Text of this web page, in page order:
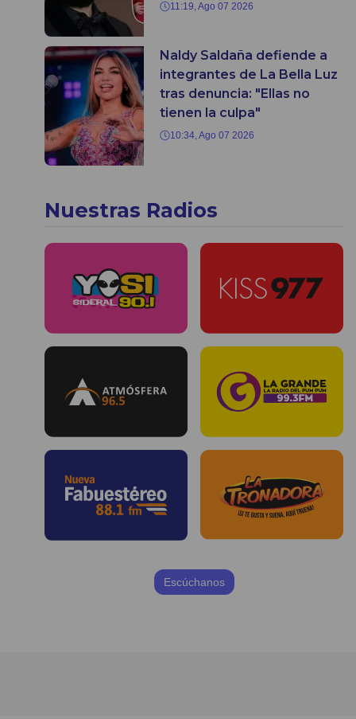
11:19, Ago 07 2026
Naldy Saldaña defiende a
integrantes de La Bella Luz
tras denuncia: "Ellas no
tienen la culpa"
10:34, Ago 07 2026
Nuestras Radios
Escúchanos